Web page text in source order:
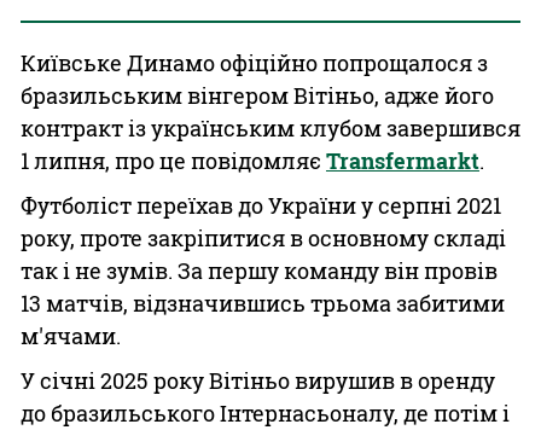
Київське Динамо офіційно попрощалося з
бразильським вінгером Вітіньо, адже його
контракт із українським клубом завершився
1 липня, про це повідомляє Transfermarkt.
Футболіст переїхав до України у серпні 2021
року, проте закріпитися в основному складі
так і не зумів. За першу команду він провів
13 матчів, відзначившись трьома забитими
м'ячами.
У січні 2025 року Вітіньо вирушив в оренду
до бразильського Інтернасьоналу, де потім і